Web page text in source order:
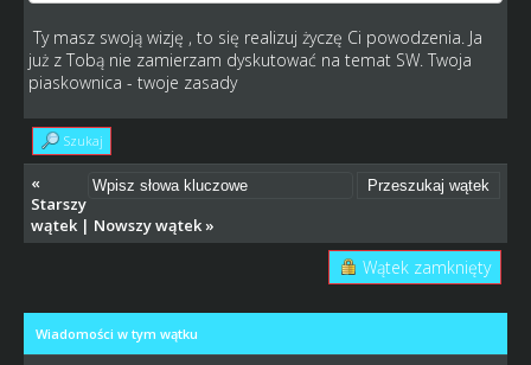
Ty masz swoją wizję , to się realizuj życzę Ci powodzenia. Ja
już z Tobą nie zamierzam dyskutować na temat SW. Twoja
piaskownica - twoje zasady
Szukaj
«
Starszy
wątek| Nowszy wątek»
Wątek zamknięty
Wiadomości w tym wątku